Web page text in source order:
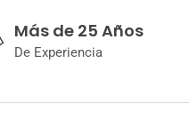
Más de 25 Años
De Experiencia